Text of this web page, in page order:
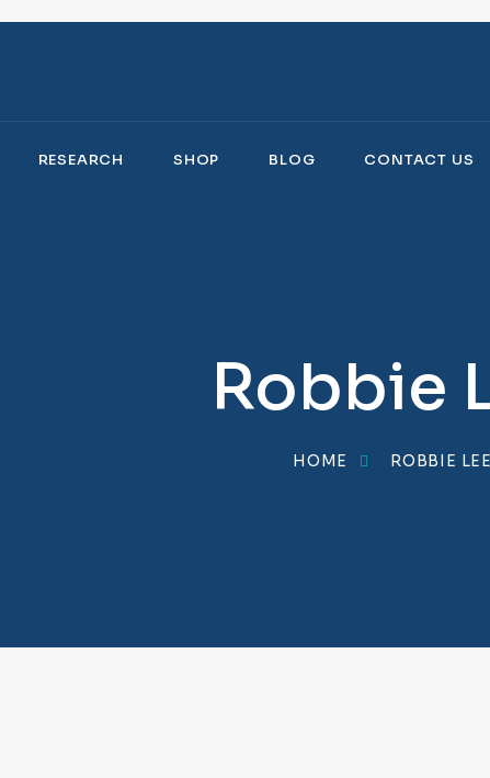
RESEARCH SHOP BLOG CONTACT US
Robbie
HOME ROBBIE LEE